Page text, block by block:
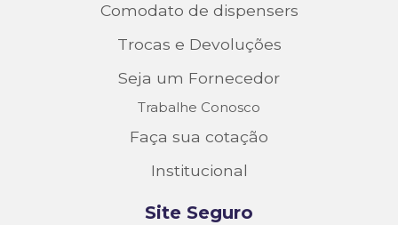
Comodato de dispensers
Trocas e Devoluções
Seja um Fornecedor
Trabalhe Conosco
Faça sua cotação
Institucional
Site Seguro